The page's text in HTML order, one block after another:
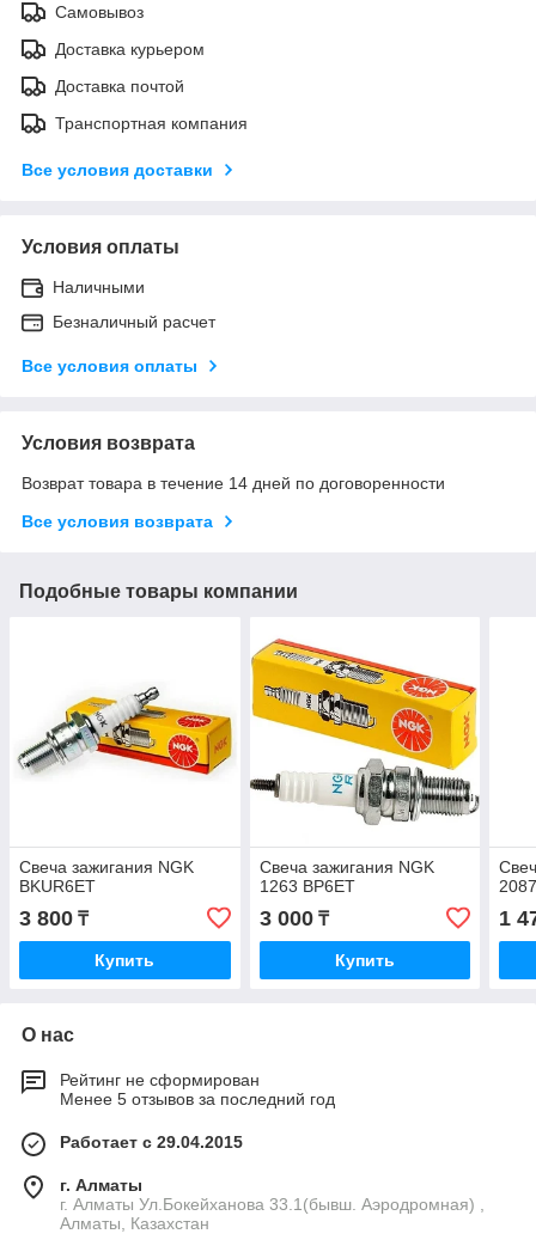
Самовывоз
Доставка курьером
Доставка почтой
Транспортная компания
Все условия доставки
Условия оплаты
Наличными
Безналичный расчет
Все условия оплаты
Условия возврата
Возврат товара в течение 14 дней по договоренности
Все условия возврата
Подобные товары компании
Свеча зажигания NGK
BKUR6ET
3 800 ₸
Купить
Свеча зажигания NGK
1263 BP6ET
3 000₸
Купить
1
О нас
Рейтинг не сформирован
Менее 5 отзывов за последний год
Работает с 29.04.2015
г. Алматы
г. Алматы Ул.Бокейханова 33.1(бывш. Аэродромная) ,
Алматы, Казахстан